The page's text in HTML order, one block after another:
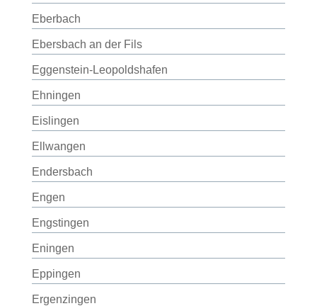
Eberbach
Ebersbach an der Fils
Eggenstein-Leopoldshafen
Ehningen
Eislingen
Ellwangen
Endersbach
Engen
Engstingen
Eningen
Eppingen
Ergenzingen